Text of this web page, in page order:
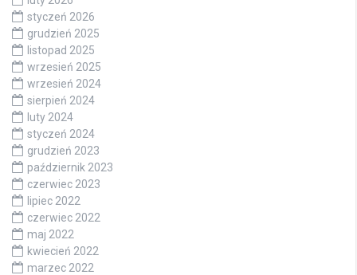
styczeń 2026
grudzień 2025
listopad 2025
wrzesień 2025
wrzesień 2024
sierpień 2024
luty 2024
styczeń 2024
grudzień 2023
październik 2023
czerwiec 2023
lipiec 2022
czerwiec 2022
maj 2022
kwiecień 2022
marzec 2022